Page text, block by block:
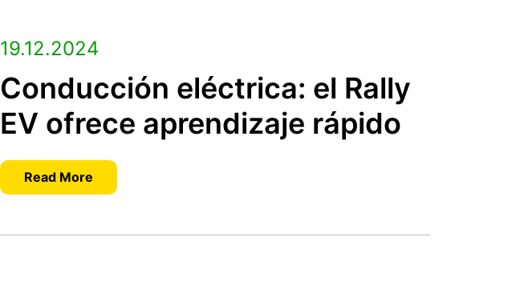
19.12.2024
Conducción eléctrica: el Rally
EV ofrece aprendizaje rápido
Read More